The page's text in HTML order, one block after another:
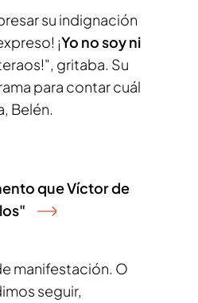
su indignación
¡Yo no soy ni
gritaba. Su
para contar cuál
Belén.
que Víctor de
manifestación. O
seguir,